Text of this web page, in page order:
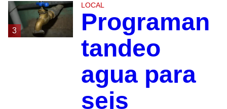
3
LOCAL
Programan
tandeo
agua para
seis